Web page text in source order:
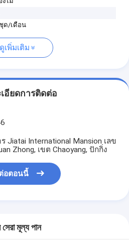
ด/เดือน
ดูเพิ่มเติม
อียดการติดต่อ
Jiatai International Mansion เลข
Zhong, เขต Chaoyang, ปักกิ่ง
อตอนนี้
মূল্য পান